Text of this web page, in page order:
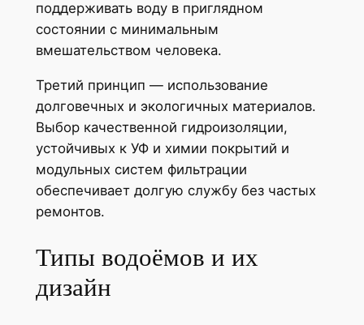
поддерживать воду в приглядном
состоянии с минимальным
вмешательством человека.
Третий принцип — использование
долговечных и экологичных материалов.
Выбор качественной гидроизоляции,
устойчивых к УФ и химии покрытий и
модульных систем фильтрации
обеспечивает долгую службу без частых
ремонтов.
Типы водоёмов и их
дизайн